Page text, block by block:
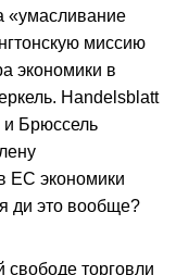
«умасливание
миссию
экономики в
Handelsblatt
и Брюссель
ЕС экономики
ди это вообще?
торговли